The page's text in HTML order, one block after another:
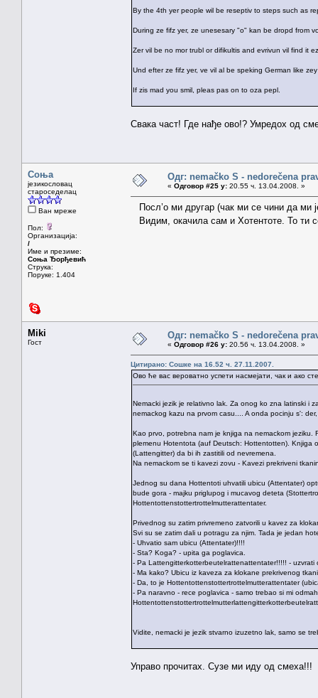
By the 4th yer people wil be reseptiv to steps such as
During ze fifz yer, ze unesesary "o" kan be dropd from
Zer vil be no mor trubl or difikultis and evrivun vil find it
Und efter ze fifz yer, ve vil al be speking German like
If zis mad you smil, pleas pas on to oza pepl.
Свака част! Где нађе ово!? Умредох од
Соња
језикословац
староседелац
Ван мреже
Пол:
Организација:
/
Име и презиме:
Соња Ђорђевић
Струка:
Поруке: 1.404
Одг: nemačko S - nedorečena
« Одговор #25 у: 20.55 ч. 13.04.2008. »
Посл’о ми другар (чак ми се чини да ми
Видим, окачила сам и Хотентоте. То ти
Miki
Гост
Одг: nemačko S - nedorečena
« Одговор #26 у: 20.56 ч. 13.04.2008. »
Цитирано: Сошке на 16.52 ч. 27.11.2007.
Ово ће вас вероватно успети насмејати, чак и ако
Nemacki jezik je relativno lak. Za onog ko zna latinski i
nemackog kazu na prvom casu.... A onda pocinju s':
Kao prvo, potrebna nam je knjiga na nemackom
plemenu Hotentota (auf Deutsch: Hottentotten). Knjiga
(Lattengitter) da bi ih zastitili od nevremena.
Na nemackom se ti kavezi zovu - Kavezi prekriveni
Jednog su dana Hottentoti uhvatili ubicu (Attentater)
bude gora - majku priglupog i mucavog deteta
Hottentottenstottertrottelmutterattentater.
Privednog su zatim privremeno zatvorili u kavez za
Svi su se zatim dali u potragu za njim. Tada je jedan
- Uhvatio sam ubicu (Attentater)!!!!
- Sta? Koga? - upita ga poglavica.
- Pa Lattengitterkotterbeutelrattenattentater!!!!! - uzvrati
- Ma kako? Ubicu iz kaveza za klokane prekrivenog
- Da, to je Hottentottenstottertrottelmutterattentater
- Pa naravno - rece poglavica - samo trebao si mi
Vidite, nemacki je jezik stvarno izuzetno lak, samo se
Управо прочитах. Сузе ми иду од смеха!!!